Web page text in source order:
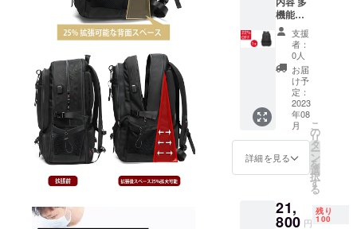
です。
※ご注文
状況、
使用部
材の供
給状
況、製
造工程
上の都
合等に
より出
荷時期
が遅れ
機能大
容量
リュッ
クBG01
× 1個 ●
数量限
定！定
価から
22%OF
F 定価
26,500
円（税
込）→
20,700
込） ※
販売価
支援
者：
0人
お届
け予
定：
2023
年08
月
詳細を見る
こ
の
リ
タ
ー
ン
を
選
択
す
る
21,
800 円
残り
100